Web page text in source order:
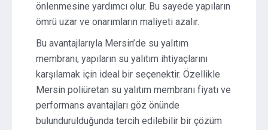
önlenmesine yardımcı olur. Bu sayede yapıların
ömrü uzar ve onarımların maliyeti azalır.
Bu avantajlarıyla Mersin’de su yalıtım
membranı, yapıların su yalıtım ihtiyaçlarını
karşılamak için ideal bir seçenektir. Özellikle
Mersin poliüretan su yalıtım membranı fiyatı ve
performans avantajları göz önünde
bulundurulduğunda tercih edilebilir bir çözüm